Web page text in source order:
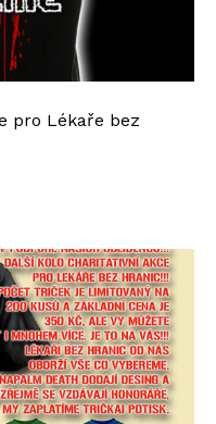
pro Lékaře bez